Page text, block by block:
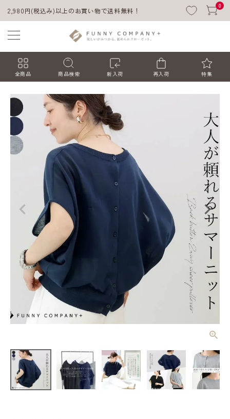
2,980円(税込み)以上のお買い物で送料無料！
0
全商品 商品検索 新入荷 再入荷 特集
ACCOUNT MENU
ようこそ ゲスト 様
ログイン
後ろボタン2
WAYシアー半
便可/ma3】